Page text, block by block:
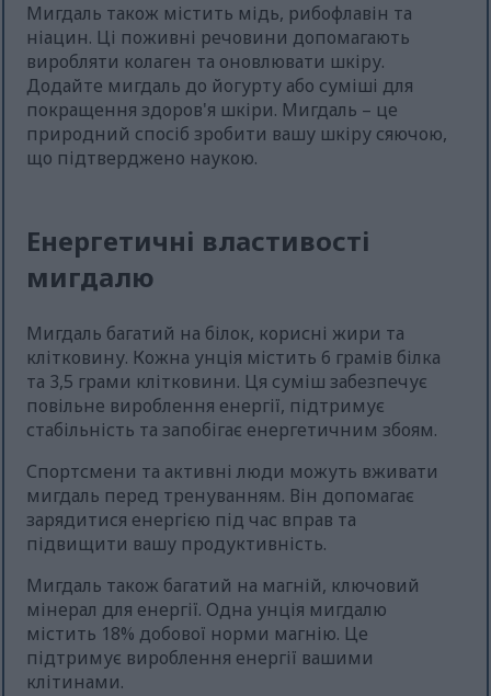
Мигдаль також містить мідь, рибофлавін та
ніацин. Ці поживні речовини допомагають
виробляти колаген та оновлювати шкіру.
Додайте мигдаль до йогурту або суміші для
покращення здоров'я шкіри. Мигдаль – це
природний спосіб зробити вашу шкіру сяючою,
що підтверджено наукою.
Енергетичні властивості
мигдалю
Мигдаль багатий на білок, корисні жири та
клітковину. Кожна унція містить 6 грамів білка
та 3,5 грами клітковини. Ця суміш забезпечує
повільне вироблення енергії, підтримує
стабільність та запобігає енергетичним збоям.
Спортсмени та активні люди можуть вживати
мигдаль перед тренуванням. Він допомагає
зарядитися енергією під час вправ та
підвищити вашу продуктивність.
Мигдаль також багатий на магній, ключовий
мінерал для енергії. Одна унція мигдалю
містить 18% добової норми магнію. Це
підтримує вироблення енергії вашими
клітинами.